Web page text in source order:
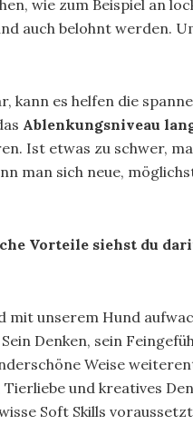
wie zum Beispiel an
auch belohnt werden.
kann es helfen die
Ablenkungsniveau
Ist etwas zu schwer,
man sich neue,
Vorteile siehst du
mit unserem Hund
Sein Denken, sein
Weise
und kreatives
Soft Skills